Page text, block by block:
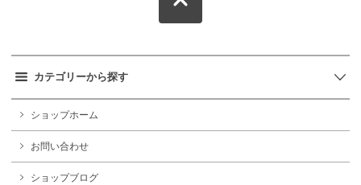
カテゴリーから探す
ショップホーム
お問い合わせ
ショップブログ